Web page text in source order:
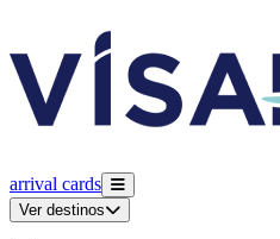
arrival cards
Ver destinos